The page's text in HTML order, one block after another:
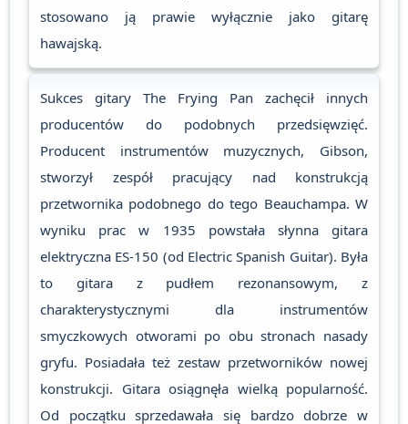
stosowano ją prawie wyłącznie jako gitarę
hawajską.
Sukces gitary The Frying Pan zachęcił innych
producentów do podobnych przedsięwzięć.
Producent instrumentów muzycznych, Gibson,
stworzył zespół pracujący nad konstrukcją
przetwornika podobnego do tego Beauchampa. W
wyniku prac w 1935 powstała słynna gitara
elektryczna ES-150 (od Electric Spanish Guitar). Była
to gitara z pudłem rezonansowym, z
charakterystycznymi dla instrumentów
smyczkowych otworami po obu stronach nasady
gryfu. Posiadała też zestaw przetworników nowej
konstrukcji. Gitara osiągnęła wielką popularność.
Od początku sprzedawała się bardzo dobrze w